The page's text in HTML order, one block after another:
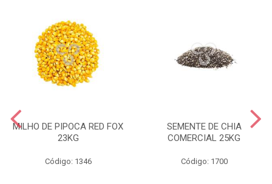
MILHO DE PIPOCA RED FOX
23KG
Código: 1346
SEMENTE DE CHIA
COMERCIAL 25KG
Código: 1700